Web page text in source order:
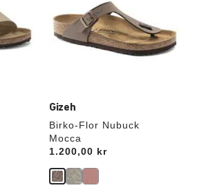
Gizeh
Birko-Flor Nubuck
Mocca
Price:
1.200,00 kr
vil
oppdatere
produktbildet